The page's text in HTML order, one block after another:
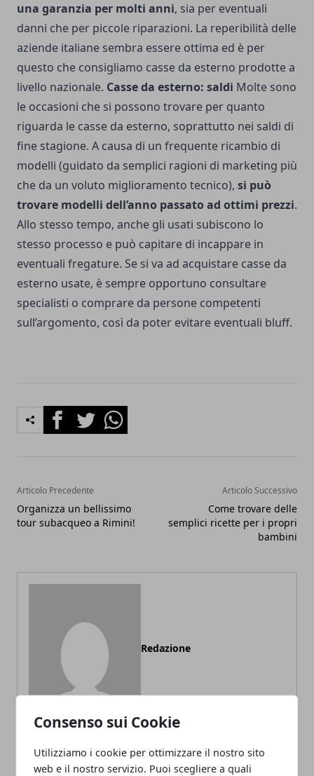
Consenso sui Cookie
Utilizziamo i cookie per ottimizzare il nostro sito
web e il nostro servizio. Puoi scegliere a quali
una garanzia per molti anni, sia per eventuali
danni che per piccole riparazioni. La reperibilità delle
aziende italiane sembra essere ottima ed è per
questo che consigliamo casse da esterno prodotte a
livello nazionale. Casse da esterno: saldi Molte sono
le occasioni che si possono trovare per quanto
riguarda le casse da esterno, soprattutto nei saldi di
fine stagione. A causa di un frequente ricambio di
modelli (guidato da semplici ragioni di marketing più
che da un voluto miglioramento tecnico), si può
trovare modelli dell’anno passato ad ottimi prezzi.
Allo stesso tempo, anche gli usati subiscono lo
stesso processo e può capitare di incappare in
eventuali fregature. Se si va ad acquistare casse da
esterno usate, è sempre opportuno consultare
specialisti o comprare da persone competenti
sull’argomento, così da poter evitare eventuali bluff.
FacebookTwitterWhatsapp
Articolo Precedente
Organizza un bellissimo
tour subacqueo a Rimini!
Articolo Successivo
Come trovare delle
semplici ricette per i propri
bambini
Redazione